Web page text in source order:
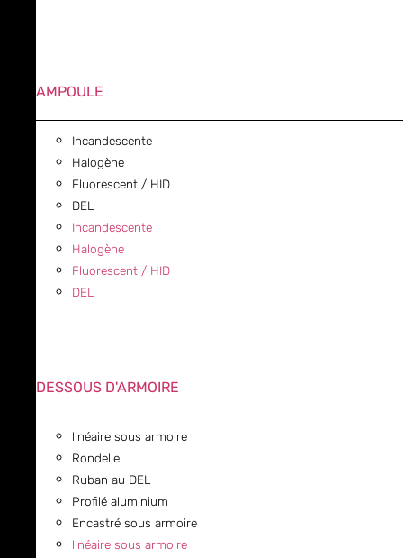
AMPOULE
Incandescente
Halogène
Fluorescent / HID
DEL
Incandescente
Halogène
Fluorescent / HID
DEL
DESSOUS D'ARMOIRE
linéaire sous armoire
Rondelle
Ruban au DEL
Profilé aluminium
Encastré sous armoire
linéaire sous armoire